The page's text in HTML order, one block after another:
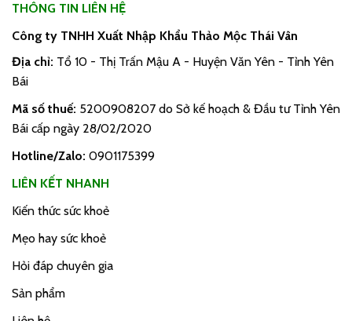
THÔNG TIN LIÊN HỆ
Công ty TNHH Xuất Nhập Khẩu Thảo Mộc Thái Vân
Địa chỉ: Tổ 10 - Thị Trấn Mậu A - Huyện Văn Yên - Tỉnh Yên
Bái
Mã số thuế: 5200908207 do Sở kế hoạch & Đầu tư Tỉnh Yên
Bái cấp ngày 28/02/2020
Hotline/Zalo: 0901175399
LIÊN KẾT NHANH
Kiến thức sức khoẻ
Mẹo hay sức khoẻ
Hỏi đáp chuyên gia
Sản phẩm